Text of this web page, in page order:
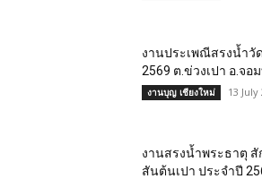
งานประเพณีสรงน้ำวั
2569 ต.ข่วงเปา อ.จอ
งานบุญ เชียงใหม่ 13 July
งานสรงน้ำพระธาตุ
สันต้นเปา ประจำปี